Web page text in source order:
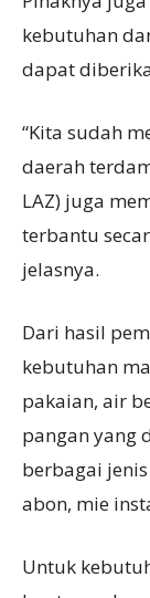
kebutuhan
dapat
“Kita sudah
daerah
LAZ) juga
terbantu
jelasnya.
Dari hasil
kebutuhan
pakaian, air
pangan yang
berbagai
abon, mie
Untuk